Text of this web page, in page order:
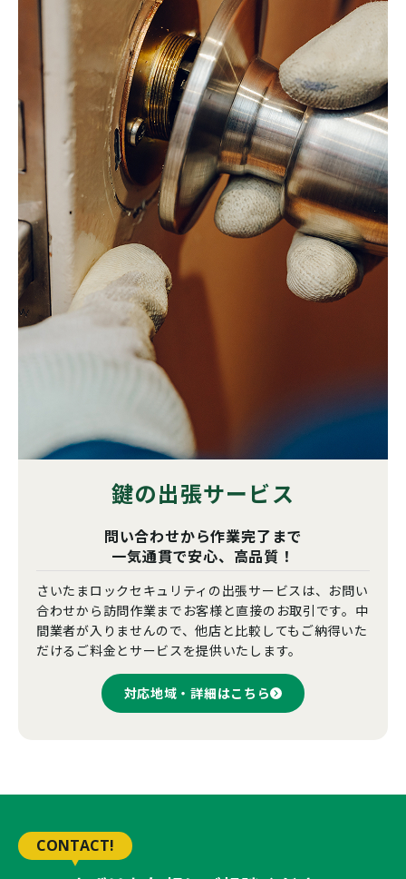
鍵の出張サービス
問い合わせから作業完了まで
一気通貫で安心、高品質！
さいたまロックセキュリティの出張サービスは、お問い
合わせから訪問作業までお客様と直接のお取引です。中
間業者が入りませんので、他店と比較してもご納得いた
だけるご料金とサービスを提供いたします。
対応地域・詳細はこちら
CONTACT!